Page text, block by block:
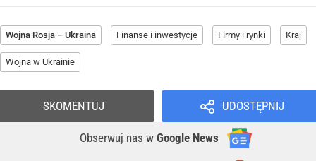
Wojna Rosja – Ukraina Finanse i inwestycje Firmy i rynki Kraj
Wojna w Ukrainie
UDOSTĘPNIJ
Obserwuj nas w Google News
SKOMENTUJ